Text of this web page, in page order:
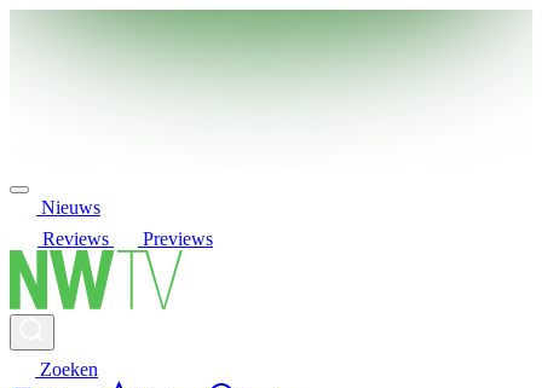
Nieuws
Reviews
Previews
Zoeken